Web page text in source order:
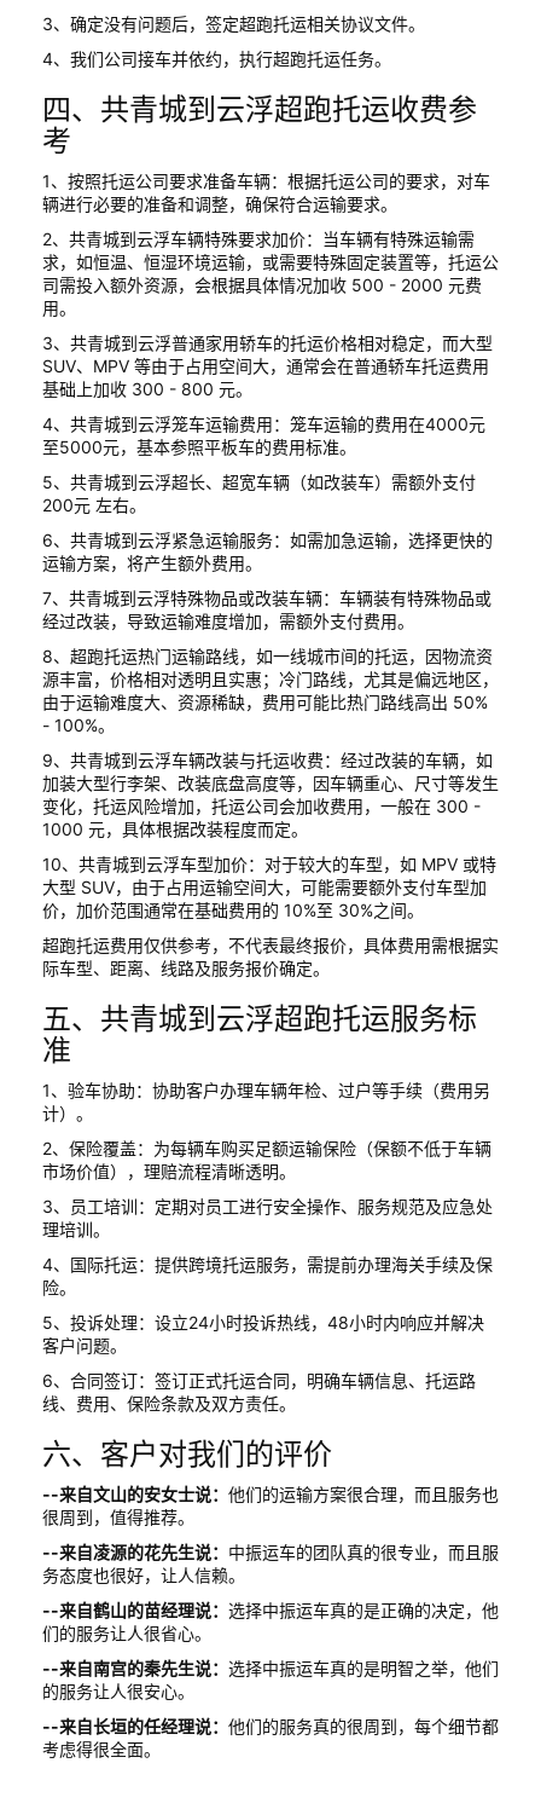
3、确定没有问题后，签定超跑托运相关协议文件。
4、我们公司接车并依约，执行超跑托运任务。
四、共青城到云浮超跑托运收费参
考
1、按照托运公司要求准备车辆：根据托运公司的要求，对车
辆进行必要的准备和调整，确保符合运输要求。
2、共青城到云浮车辆特殊要求加价：当车辆有特殊运输需
求，如恒温、恒湿环境运输，或需要特殊固定装置等，托运公
司需投入额外资源，会根据具体情况加收 500 - 2000 元费
用。
3、共青城到云浮普通家用轿车的托运价格相对稳定，而大型
SUV、MPV 等由于占用空间大，通常会在普通轿车托运费用
基础上加收 300 - 800 元。
4、共青城到云浮笼车运输费用：笼车运输的费用在4000元
至5000元，基本参照平板车的费用标准。
5、共青城到云浮超长、超宽车辆（如改装车）需额外支付
200元 左右。
6、共青城到云浮紧急运输服务：如需加急运输，选择更快的
运输方案，将产生额外费用。
7、共青城到云浮特殊物品或改装车辆：车辆装有特殊物品或
经过改装，导致运输难度增加，需额外支付费用。
8、超跑托运热门运输路线，如一线城市间的托运，因物流资
源丰富，价格相对透明且实惠；冷门路线，尤其是偏远地区，
由于运输难度大、资源稀缺，费用可能比热门路线高出 50%
- 100%。
9、共青城到云浮车辆改装与托运收费：经过改装的车辆，如
加装大型行李架、改装底盘高度等，因车辆重心、尺寸等发生
变化，托运风险增加，托运公司会加收费用，一般在 300 -
1000 元，具体根据改装程度而定。
10、共青城到云浮车型加价：对于较大的车型，如 MPV 或特
大型 SUV，由于占用运输空间大，可能需要额外支付车型加
价，加价范围通常在基础费用的 10%至 30%之间。
超跑托运费用仅供参考，不代表最终报价，具体费用需根据实
际车型、距离、线路及服务报价确定。
五、共青城到云浮超跑托运服务标
准
1、验车协助：协助客户办理车辆年检、过户等手续（费用另
计）。
2、保险覆盖：为每辆车购买足额运输保险（保额不低于车辆
市场价值），理赔流程清晰透明。
3、员工培训：定期对员工进行安全操作、服务规范及应急处
理培训。
4、国际托运：提供跨境托运服务，需提前办理海关手续及保
险。
5、投诉处理：设立24小时投诉热线，48小时内响应并解决
客户问题。
6、合同签订：签订正式托运合同，明确车辆信息、托运路
线、费用、保险条款及双方责任。
六、客户对我们的评价
--来自文山的安女士说： 他们的运输方案很合理，而且服务也
很周到，值得推荐。
--来自凌源的花先生说： 中振运车的团队真的很专业，而且服
务态度也很好，让人信赖。
--来自鹤山的苗经理说： 选择中振运车真的是正确的决定，他
们的服务让人很省心。
--来自南宫的秦先生说： 选择中振运车真的是明智之举，他们
的服务让人很安心。
--来自长垣的任经理说： 他们的服务真的很周到，每个细节都
考虑得很全面。